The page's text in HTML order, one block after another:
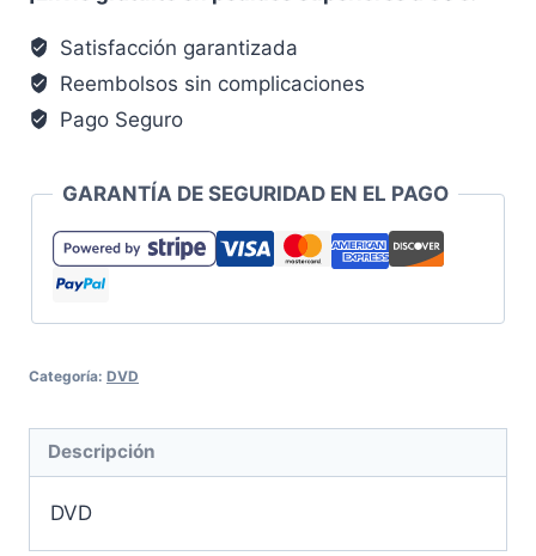
producto
vuelva
a
disponible.
Satisfacción garantizada
Reembolsos sin complicaciones
Pago Seguro
GARANTÍA DE SEGURIDAD EN EL PAGO
Categoría: DVD
Descripción
DVD